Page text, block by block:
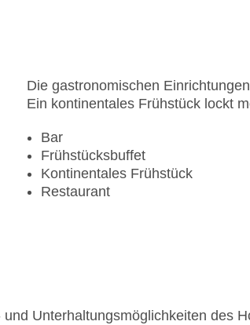
Die gastronomischen
Ein kontinentales Frühstück lockt
Bar
Frühstücksbuffet
Kontinentales Frühstück
Restaurant
Unterhaltungsmöglichkeiten des